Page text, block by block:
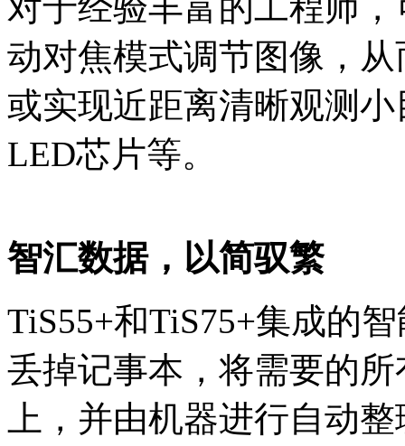
动对焦模式调节图像，
或实现近距离清晰观测
LED芯片等。
智汇数据，以简驭繁
TiS55+和TiS75+集成的
丢掉记事本，将需要的
上，并由机器进行自动